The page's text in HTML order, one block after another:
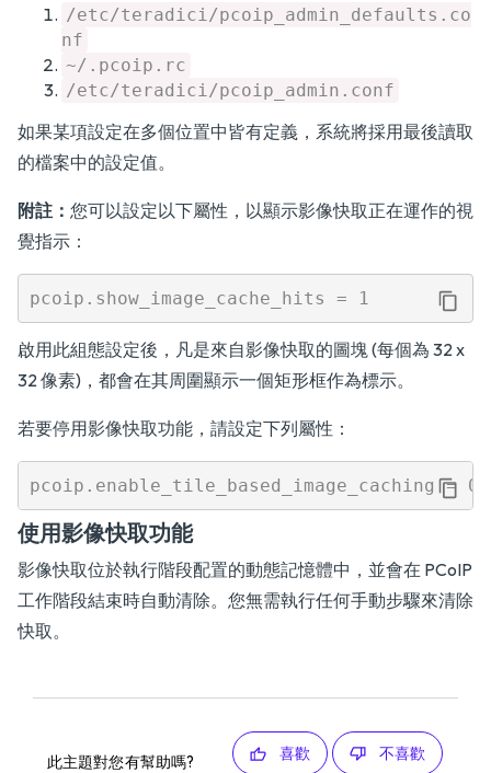
/etc/teradici/pcoip_admin_defaults.co
nf
~/.pcoip.rc
/etc/teradici/pcoip_admin.conf
如果某項設定在多個位置中皆有定義，系統將採用最後讀取
的檔案中的設定值。
附註： 您可以設定以下屬性，以顯示影像快取正在運作的視
覺指示：
啟用此組態設定後，凡是來自影像快取的圖塊 (每個為 32 x
32 像素)，都會在其周圍顯示一個矩形框作為標示。
若要停用影像快取功能，請設定下列屬性：
使用影像快取功能
影像快取位於執行階段配置的動態記憶體中，並會在 PCoIP
工作階段結束時自動清除。您無需執行任何手動步驟來清除
快取。
此主題對您有幫助嗎? 喜歡 不喜歡